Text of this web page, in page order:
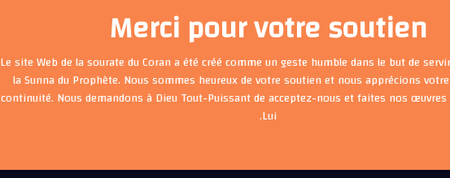
Merci pour votre soutien
Le site Web de la sourate du Coran a été créé comme un geste humble dans le but de
la Sunna du Prophète. Nous sommes heureux de votre soutien et nous apprécions
continuité. Nous demandons à Dieu Tout-Puissant de acceptez-nous et faites nos
Lui.